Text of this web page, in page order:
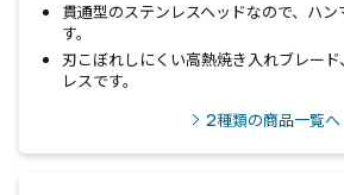
貫通型のステンレスヘッドなので、ハン
す。
刃こぼれしにくい高熱焼き入れブレー
レスです。
2種類の商品一覧へ